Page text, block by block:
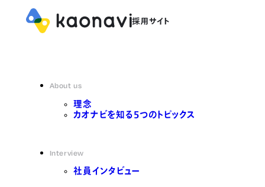
About us
理念
カオナビを知る5つのトピックス
Interview
社員インタビュー